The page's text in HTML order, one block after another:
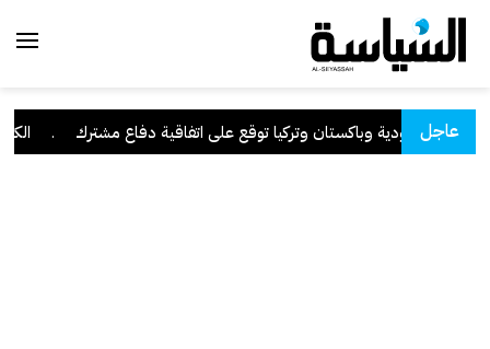
عاجل
السعودية وباكستان وتركيا توقع على اتفاقية دفاع مشترك